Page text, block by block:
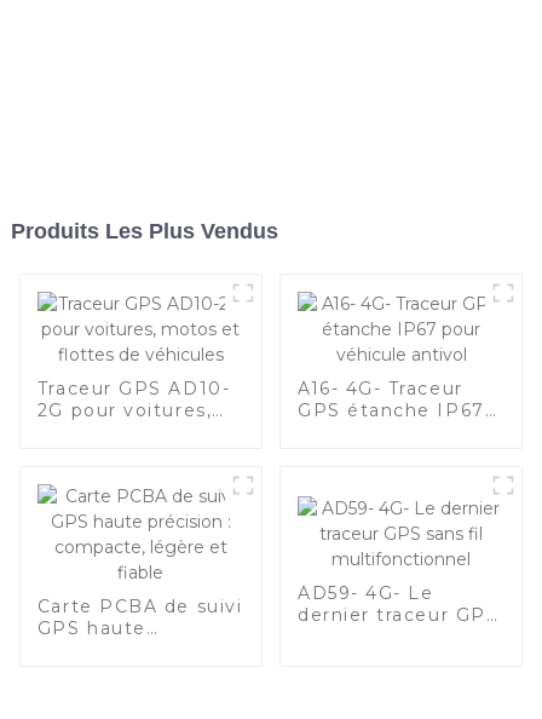
Produits Les Plus Vendus
Traceur GPS AD10-
2G pour voitures,
A16- 4G- Traceur
GPS étanche IP67
Carte PCBA de suivi
GPS haute
AD59- 4G- Le
dernier traceur GPS